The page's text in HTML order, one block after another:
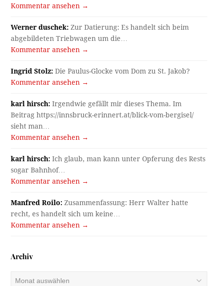
Kommentar ansehen →
Werner duschek: Zur Datierung: Es handelt sich beim
abgebildeten Triebwagen um die…
Kommentar ansehen →
Ingrid Stolz: Die Paulus-Glocke vom Dom zu St. Jakob?
Kommentar ansehen →
karl hirsch: Irgendwie gefällt mir dieses Thema. Im
Beitrag https://innsbruck-erinnert.at/blick-vom-bergisel/
sieht man…
Kommentar ansehen →
karl hirsch: Ich glaub, man kann unter Opferung des Rests
sogar Bahnhof…
Kommentar ansehen →
Manfred Roilo: Zusammenfassung: Herr Walter hatte
recht, es handelt sich um keine…
Kommentar ansehen →
Archiv